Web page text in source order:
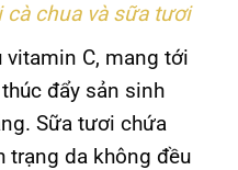
cà chua và sữa tươi
vitamin C, mang tới
đẩy sản sinh
Sữa tươi chứa
trạng da không đều